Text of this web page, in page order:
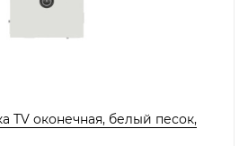
TV оконечная, белый песок,